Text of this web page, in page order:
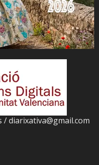
/ diarixativa@gmail.com